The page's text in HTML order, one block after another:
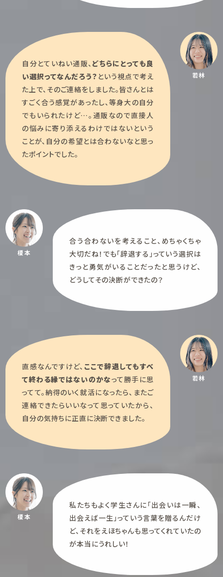
若林
自分とていねい通販、 どちらにとっても良
い選択ってなんだろう？ という視点で考え
た上で、そのご連絡をしました。皆さんとは
すごく合う感覚があったし、等身大の自分
でもいられたけど…。通販なので直接人
の悩みに寄り添えるわけではないという
ことが、自分の希望とは合わないなと思っ
たポイントでした。
榎本
合う合わないを考えること、めちゃくちゃ
大切だね！でも「辞退する」っていう選択は
きっと勇気がいることだったと思うけど、
どうしてその決断ができたの？
若林
直感なんですけど、 ここで辞退してもすべ
て終わる縁ではないのかなって勝手に思
ってて。納得のいく就活になったら、またご
連絡できたらいいなって思っていたから、
自分の気持ちに正直に決断できました。
榎本
私たちもよく学生さんに「出会いは一瞬、
出会えば一生」っていう言葉を贈るんだけ
ど、それをえほちゃんも思ってくれていたの
が本当にうれしい！